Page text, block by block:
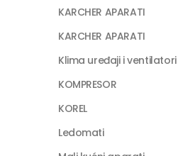
KARCHER APARATI
KARCHER APARATI
Klima uređaji i ventilatori
KOMPRESOR
KOREL
Ledomati